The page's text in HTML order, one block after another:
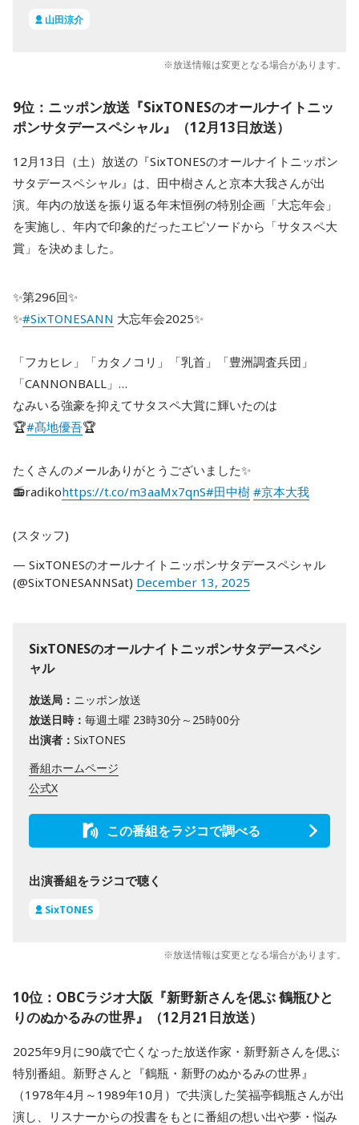
山田涼介
※放送情報は変更となる場合があります。
9位：ニッポン放送『SixTONESのオールナイトニッ
ポンサタデースペシャル』（12月13日放送）
12月13日（土）放送の『SixTONESのオールナイトニッポン
サタデースペシャル』は、田中樹さんと京本大我さんが出
演。年内の放送を振り返る年末恒例の特別企画「大忘年会」
を実施し、年内で印象的だったエピソードから「サタスペ大
賞」を決めました。
✨第296回✨
✨#SixTONESANN 大忘年会2025✨
「フカヒレ」「カタノコリ」「乳首」「豊洲調査兵団」
「CANNONBALL」…
なみいる強豪を抑えてサタスペ大賞に輝いたのは
🏆#髙地優吾🏆
たくさんのメールありがとうございました✨
📻radikohttps://t.co/m3aaMx7qnS#田中樹 #京本大我
(スタッフ)
— SixTONESのオールナイトニッポンサタデースペシャル
(@SixTONESANNSat) December 13, 2025
SixTONESのオールナイトニッポンサタデースペシ
ャル
放送局： ニッポン放送
放送日時： 毎週土曜 23時30分～25時00分
出演者： SixTONES
番組ホームページ
公式X
この番組をラジコで調べる
出演番組をラジコで聴く
SixTONES
※放送情報は変更となる場合があります。
10位：OBCラジオ大阪『新野新さんを偲ぶ 鶴瓶ひと
りのぬかるみの世界』（12月21日放送）
2025年9月に90歳で亡くなった放送作家・新野新さんを偲ぶ
特別番組。新野さんと『鶴瓶・新野のぬかるみの世界』
（1978年4月～1989年10月）で共演した笑福亭鶴瓶さんが出
演し、リスナーからの投書をもとに番組の想い出や夢・悩み